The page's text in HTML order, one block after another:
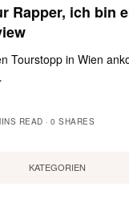
Rapper, ich bin
Tourstopp in Wien
READ 0 SHARES
KATEGORIEN